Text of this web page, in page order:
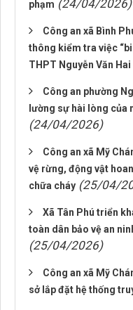
phạm (24/04/2026)
Công an xã Bình
thông kiểm tra việc
THPT Nguyễn Văn Hai
Công an phường
lường sự hài lòng của
(24/04/2026)
Công an xã Mỹ
vệ rừng, động vật
chữa cháy (25/04/
Xã Tân Phú triển
toàn dân bảo vệ an
(25/04/2026)
Công an xã Mỹ
sở lắp đặt hệ thống